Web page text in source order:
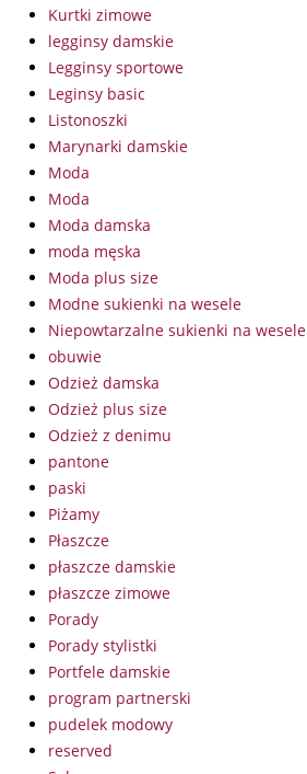
Kurtki zimowe
legginsy damskie
Legginsy sportowe
Leginsy basic
Listonoszki
Marynarki damskie
Moda
Moda
Moda damska
moda męska
Moda plus size
Modne sukienki na wesele
Niepowtarzalne sukienki na wesele
obuwie
Odzież damska
Odzież plus size
Odzież z denimu
pantone
paski
Piżamy
Płaszcze
płaszcze damskie
płaszcze zimowe
Porady
Porady stylistki
Portfele damskie
program partnerski
pudelek modowy
reserved